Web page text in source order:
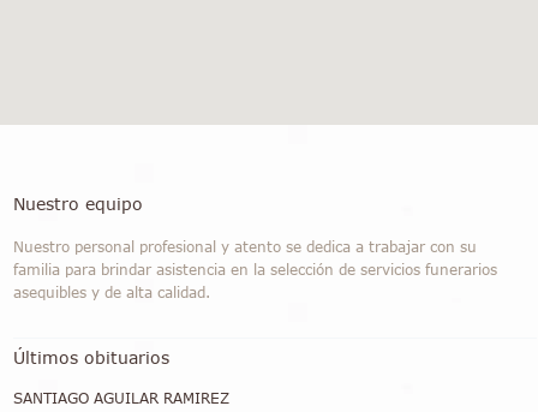
Nuestro equipo
Nuestro personal profesional y atento se dedica a trabajar con su
familia para brindar asistencia en la selección de servicios funerarios
asequibles y de alta calidad.
Últimos obituarios
SANTIAGO AGUILAR RAMIREZ